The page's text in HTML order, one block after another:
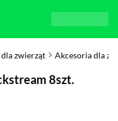
zwierząt Akcesoria dla
8szt.